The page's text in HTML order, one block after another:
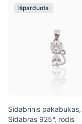
Išparduota
Sidabrinis pakabukas,
Sidabras 925°, rodis